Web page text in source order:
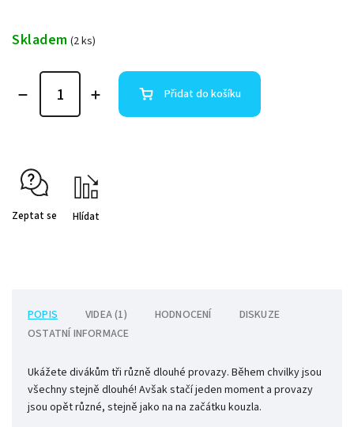
Skladem (2 ks)
Přidat do košíku
Zeptat se Hlídat
POPIS VIDEA (1) HODNOCENÍ
DISKUZE
OSTATNÍ INFORMACE
Ukážete divákům tři různě dlouhé provazy. Během chvilky jsou
všechny stejně dlouhé! Avšak stačí jeden moment a provazy
jsou opět různé, stejně jako na na začátku kouzla.